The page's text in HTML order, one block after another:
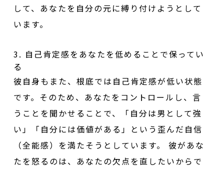
して、あなたを自分の元に縛り付けようとして
います。
3. 自己肯定感をあなたを低めることで保ってい
る
彼自身もまた、根底では自己肯定感が低い状態
です。そのため、あなたをコントロールし、言
うことを聞かせることで、「自分は男として強
い」「自分には価値がある」という歪んだ自信
（全能感）を満たそうとしています。 彼があな
たを怒るのは、あなたの欠点を直したいからで